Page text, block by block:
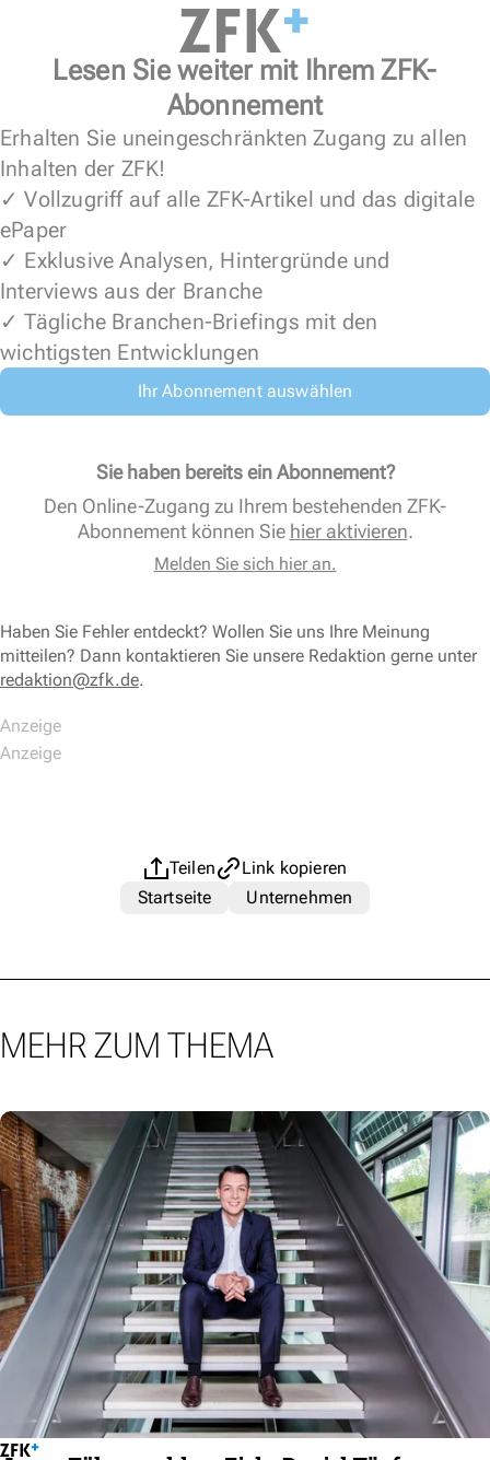
Lesen Sie weiter mit Ihrem ZFK-
Abonnement
Erhalten Sie uneingeschränkten Zugang zu allen
Inhalten der ZFK!
✓ Vollzugriff auf alle ZFK-Artikel und das digitale
ePaper
✓ Exklusive Analysen, Hintergründe und
Interviews aus der Branche
✓ Tägliche Branchen-Briefings mit den
wichtigsten Entwicklungen
Ihr Abonnement auswählen
Sie haben bereits ein Abonnement?
Den Online-Zugang zu Ihrem bestehenden ZFK-
Abonnement können Sie hier aktivieren.
Melden Sie sich hier an.
Haben Sie Fehler entdeckt? Wollen Sie uns Ihre Meinung
mitteilen? Dann kontaktieren Sie unsere Redaktion gerne unter
redaktion@zfk.de.
Teilen
Link kopieren
Startseite
Unternehmen
MEHR ZUM THEMA